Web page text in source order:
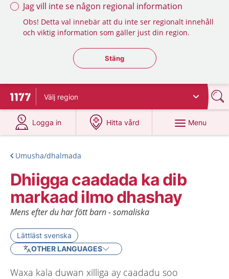
Jag vill inte se någon regional information
Obs! Detta val innebär att du inte ser regionalt innehåll
och viktig information som gäller just din region.
Stäng regionsväljaren
Stäng
To start page for 1177
Välj region
Logga in
at 1177.se
Hitta vård
at 1177.se
Menu
Umusha/dhalmada
Dhiigga caadada ka dib
markaad ilmo dhashay
Mens efter du har fött barn - somaliska
Lättläst svenska
OTHER LANGUAGES
Waxa kala duwan xilliga ay caadadu soo